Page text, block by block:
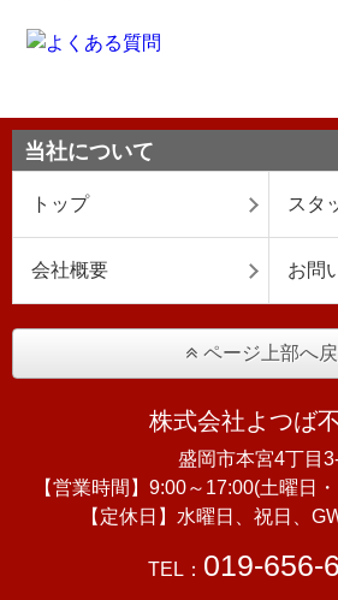
当社について
トップ スタ
会社概要 お問
ページ上部へ
株式会社よつば
盛岡市本宮4丁目
【営業時間】9:00～17:00(土曜日
【定休日】水曜日、祝日、
TEL： 019-656-